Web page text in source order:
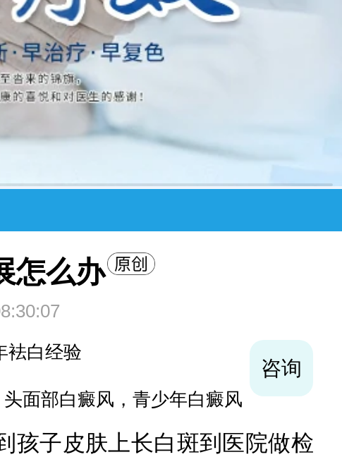
怎么办
袪白经验
面部白癜风，青少年白癜风
咨询
子皮肤上长白斑到医院做检